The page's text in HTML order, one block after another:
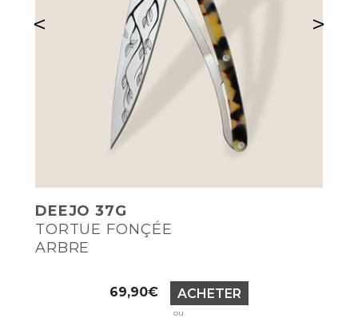
DEEJO 37G
TORTUE FONÇÉE
ARBRE
Prix
69,90€ ACHETER
ou
< >